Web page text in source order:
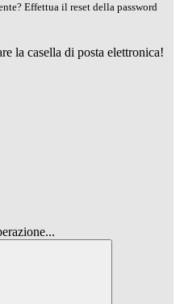
Effettua il reset della password
la casella di posta elettronica!